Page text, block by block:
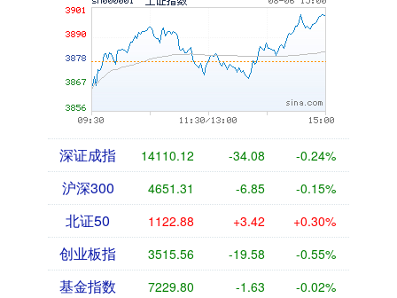
深证成指 14110.12 -34.08 -0.24%
沪深300 4651.31 -6.85 -0.15%
北证50 1122.88 +3.42 +0.30%
创业板指 3515.56 -19.58 -0.55%
基金指数 7229.80 -1.63 -0.02%